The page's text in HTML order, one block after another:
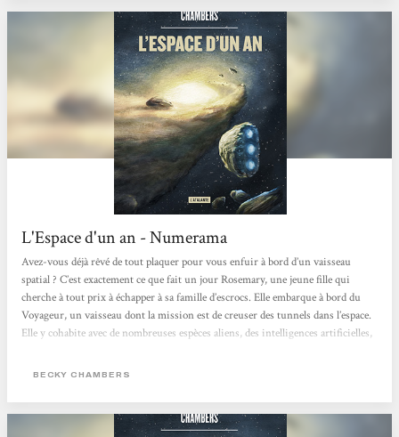
L'Espace d'un an - Numerama
Avez-vous déjà rêvé de tout plaquer pour vous enfuir à bord d’un vaisseau
spatial ? C’est exactement ce que fait un jour Rosemary, une jeune fille qui
cherche à tout prix à échapper à sa famille d’escrocs. Elle embarque à bord du
Voyageur, un vaisseau dont la mission est de creuser des tunnels dans l’espace.
Elle y cohabite avec de nombreuses espèces aliens, des intelligences artificielles,
dont on ressort avec énormément de joie et d’énergie. Becky Chambers signe
BECKY CHAMBERS